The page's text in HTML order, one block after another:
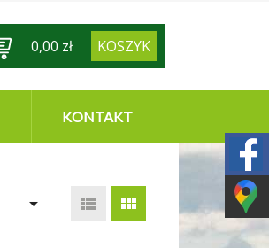
0,00 zł KOSZYK
KONTAKT
  